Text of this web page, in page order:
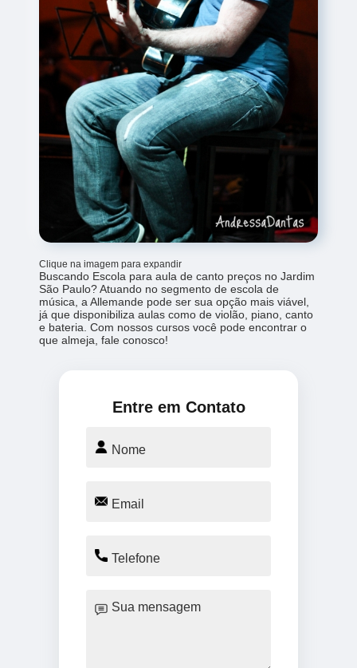
Clique na imagem para expandir
Buscando Escola para aula de canto preços no Jardim
São Paulo? Atuando no segmento de escola de
música, a Allemande pode ser sua opção mais viável,
já que disponibiliza aulas como de violão, piano, canto
e bateria. Com nossos cursos você pode encontrar o
que almeja, fale conosco!
Entre em Contato